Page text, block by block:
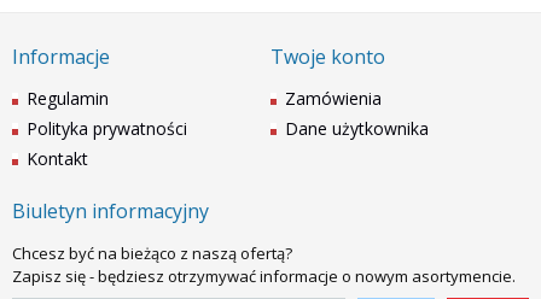
Informacje
Regulamin
Polityka prywatności
Kontakt
Twoje konto
Zamówienia
Dane użytkownika
Biuletyn informacyjny
Chcesz być na bieżąco z naszą ofertą?
Zapisz się - będziesz otrzymywać informacje o nowym asortymencie.